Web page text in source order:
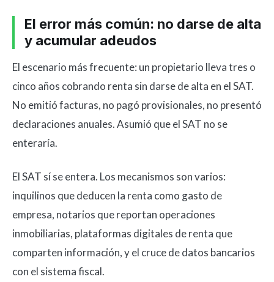
El error más común: no darse de alta
y acumular adeudos
El escenario más frecuente: un propietario lleva tres o
cinco años cobrando renta sin darse de alta en el SAT.
No emitió facturas, no pagó provisionales, no presentó
declaraciones anuales. Asumió que el SAT no se
enteraría.
El SAT sí se entera. Los mecanismos son varios:
inquilinos que deducen la renta como gasto de
empresa, notarios que reportan operaciones
inmobiliarias, plataformas digitales de renta que
comparten información, y el cruce de datos bancarios
con el sistema fiscal.